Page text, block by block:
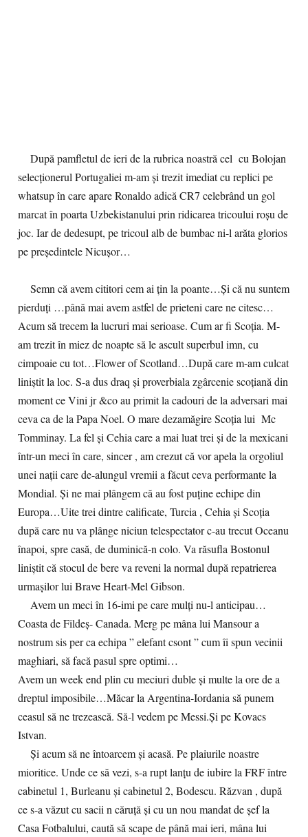
După pamfletul de ieri de la rubrica noastră cel cu Bolojan
selecționerul Portugaliei m-am și trezit imediat cu replici pe
whatsup în care apare Ronaldo adică CR7 celebrând un gol
marcat în poarta Uzbekistanului prin ridicarea tricoului roșu de
joc. Iar de dedesupt, pe tricoul alb de bumbac ni-l arăta glorios
pe președintele Nicușor…
Semn că avem cititori cem ai țin la poante…Și că nu suntem
pierduți …până mai avem astfel de prieteni care ne citesc…
Acum să trecem la lucruri mai serioase. Cum ar fi Scoția. M-
am trezit în miez de noapte să le ascult superbul imn, cu
cimpoaie cu tot…Flower of Scotland…După care m-am culcat
liniștit la loc. S-a dus draq și proverbiala zgârcenie scoțiană din
moment ce Vini jr &co au primit la cadouri de la adversari mai
ceva ca de la Papa Noel. O mare dezamăgire Scoția lui Mc
Tomminay. La fel și Cehia care a mai luat trei și de la mexicani
într-un meci în care, sincer , am crezut că vor apela la orgoliul
unei nații care de-alungul vremii a făcut ceva performante la
Mondial. Și ne mai plângem că au fost puține echipe din
Europa…Uite trei dintre calificate, Turcia , Cehia și Scoția
după care nu va plânge niciun telespectator c-au trecut Oceanu
înapoi, spre casă, de duminică-n colo. Va răsufla Bostonul
liniștit că stocul de bere va reveni la normal după repatrierea
urmașilor lui Brave Heart-Mel Gibson.
Avem un meci în 16-imi pe care mulți nu-l anticipau…
Coasta de Fildeș- Canada. Merg pe mâna lui Mansour a
nostrum sis per ca echipa ” elefant csont ” cum îi spun vecinii
maghiari, să facă pasul spre optimi…
Avem un week end plin cu meciuri duble și multe la ore de a
dreptul imposibile…Măcar la Argentina-Iordania să punem
ceasul să ne trezească. Să-l vedem pe Messi.Și pe Kovacs
Istvan.
Și acum să ne întoarcem și acasă. Pe plaiurile noastre
mioritice. Unde ce să vezi, s-a rupt lanțu de iubire la FRF între
cabinetul 1, Burleanu și cabinetul 2, Bodescu. Răzvan , după
ce s-a văzut cu sacii n căruță și cu un nou mandat de șef la
Casa Fotbalului, caută să scape de până mai ieri, mâna lui